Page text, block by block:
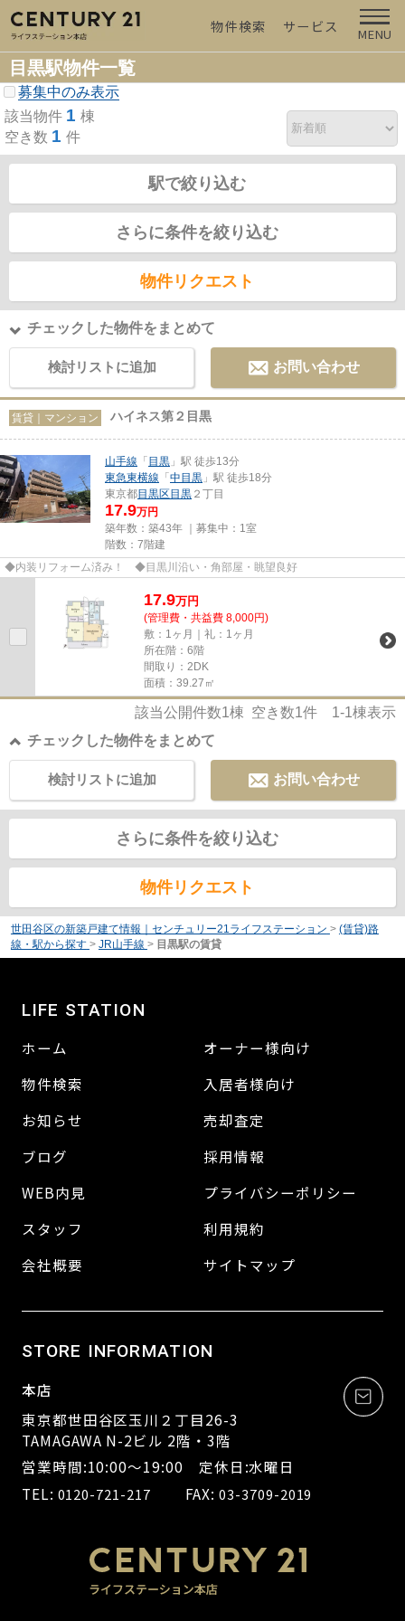
物件検索 サービス MENU
目黒駅物件一覧
募集中のみ表示
該当物件 1 棟
空き数 1 件
駅で絞り込む
さらに条件を絞り込む
物件リクエスト
チェックした物件をまとめて
検討リストに追加 お問い合わせ
賃貸｜マンション ハイネス第２目黒
山手線 「 目黒 」駅 徒歩13分
東急東横線 「 中目黒 」駅 徒歩18分
東京都目黒区 目黒 ２丁目
17.9万円
築年数：築43年 ｜募集中： 1室
階数：7階建
◆内装リフォーム済み！ ◆目黒川沿い・角部屋・眺望良好
17.9万円
(管理費・共益費 8,000円)
敷：1ヶ月｜礼：1ヶ月
所在階：6階
間取り：2DK
面積：39.27㎡
該当公開件数1棟 空き数1件 1-1棟表示
チェックした物件をまとめて
お問い合わせ
検討リストに追加
さらに条件を絞り込む
物件リクエスト
世田谷区の新築戸建て情報｜センチュリー21ライフステーション > (賃貸)路
線・駅から探す > JR山手線 > 目黒駅の賃貸
LIFE STATION
ホーム
物件検索
お知らせ
ブログ
WEB内見
スタッフ
会社概要
オーナー様向け
入居者様向け
売却査定
採用情報
プライバシーポリシー
利用規約
サイトマップ
STORE INFORMATION
本店
東京都世田谷区玉川２丁目26-3
TAMAGAWA N-2ビル 2階・3階
営業時間:10:00～19:00 定休日:水曜日
TEL: 0120-721-217 FAX:03-3709-2019